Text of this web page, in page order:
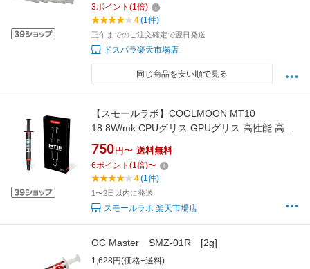
3ポイント (1倍)
4(1件)
正午までのご注文確定で翌日発送
ドスパラ楽天市場店
同じ商品を安い順で見る
【スモールラボ】COOLMOON MT10
18.8W/mk CPUグリス GPUグリス 高性能 高熱
伝導率 高耐久 Thermal Grease シリコングリス
ヘラ付き
750 円〜 送料無料
6ポイント (1倍)〜
4(1件)
1〜2日以内に発送
スモールラボ 楽天市場店
OC Master SMZ-01R [2g]
1,628円(価格+送料)